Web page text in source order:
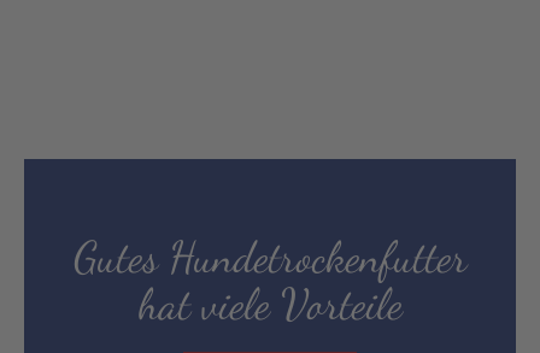
Gutes Hundetrockenfutter
hat viele Vorteile